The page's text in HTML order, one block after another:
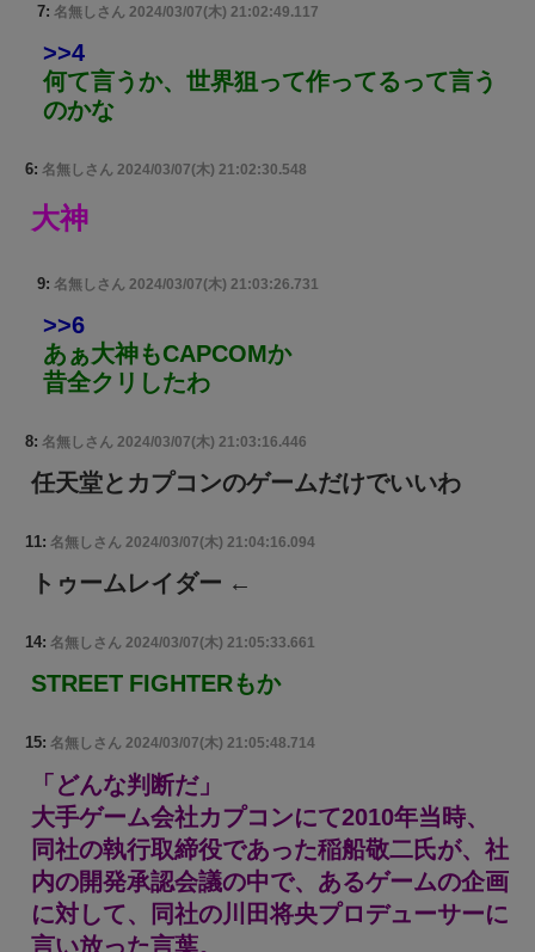
7: 名無しさん 2024/03/07(木) 21:02:49.117
>>4
何て言うか、世界狙って作ってるって言う
のかな
6: 名無しさん 2024/03/07(木) 21:02:30.548
大神
9: 名無しさん 2024/03/07(木) 21:03:26.731
>>6
あぁ大神もCAPCOMか
昔全クリしたわ
8: 名無しさん 2024/03/07(木) 21:03:16.446
任天堂とカプコンのゲームだけでいいわ
11: 名無しさん 2024/03/07(木) 21:04:16.094
トゥームレイダー ←
14: 名無しさん 2024/03/07(木) 21:05:33.661
STREET FIGHTERもか
15: 名無しさん 2024/03/07(木) 21:05:48.714
「どんな判断だ」
大手ゲーム会社カプコンにて2010年当時、
同社の執行取締役であった稲船敬二氏が、社
内の開発承認会議の中で、あるゲームの企画
に対して、同社の川田将央プロデューサーに
言い放った言葉。